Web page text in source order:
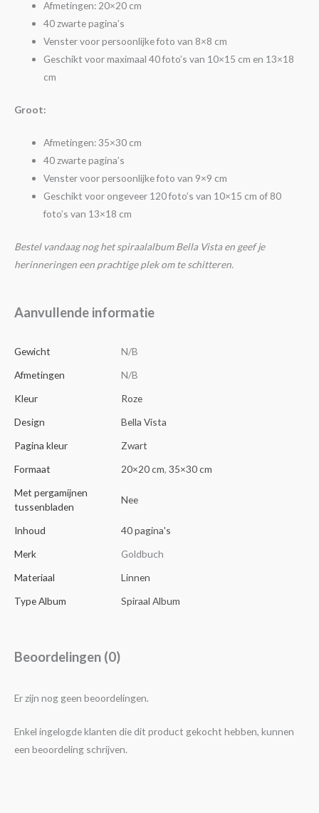
Afmetingen: 20×20 cm
40 zwarte pagina’s
Venster voor persoonlijke foto van 8×8 cm
Geschikt voor maximaal 40 foto’s van 10×15 cm en 13×18
cm
Groot:
Afmetingen: 35×30 cm
40 zwarte pagina’s
Venster voor persoonlijke foto van 9×9 cm
Geschikt voor ongeveer 120 foto’s van 10×15 cm of 80
foto’s van 13×18 cm
Bestel vandaag nog het spiraalalbum Bella Vista en geef je
herinneringen een prachtige plek om te schitteren.
Aanvullende informatie
Gewicht
N/B
Afmetingen
N/B
Kleur
Roze
Design
Bella Vista
Pagina kleur
Zwart
Formaat
20×20 cm, 35×30 cm
Met pergamijnen
tussenbladen
Nee
Inhoud
40 pagina's
Merk
Goldbuch
Materiaal
Linnen
Type Album
Spiraal Album
Beoordelingen (0)
Er zijn nog geen beoordelingen.
Enkel ingelogde klanten die dit product gekocht hebben, kunnen
een beoordeling schrijven.